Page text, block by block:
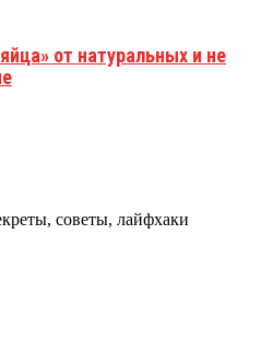
от натуральных и не
советы, лайфхаки